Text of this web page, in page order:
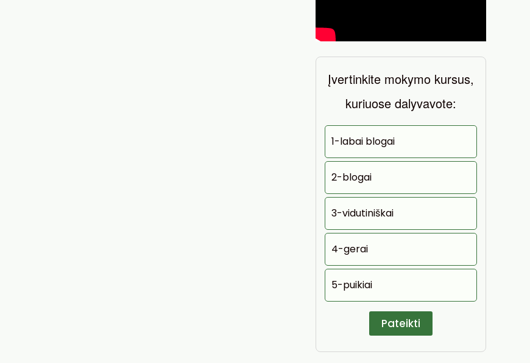
Įvertinkite mokymo kursus,
kuriuose dalyvavote:
1-labai blogai
2-blogai
3-vidutiniškai
4-gerai
5-puikiai